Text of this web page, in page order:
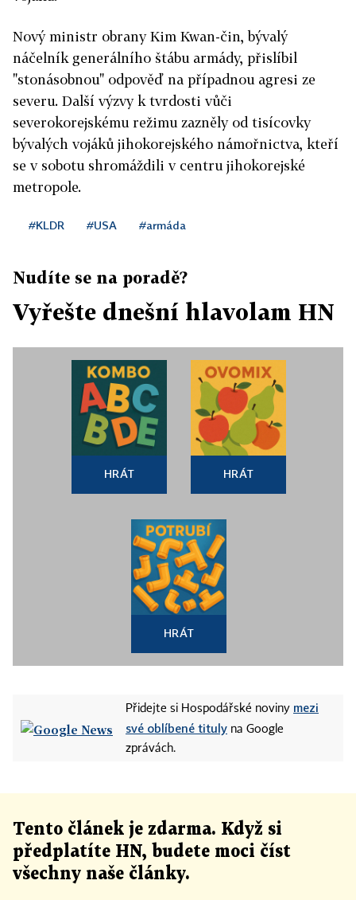
Nový ministr obrany Kim Kwan-čin, bývalý
náčelník generálního štábu armády, přislíbil
"stonásobnou" odpověď na případnou agresi ze
severu. Další výzvy k tvrdosti vůči
severokorejskému režimu zazněly od tisícovky
bývalých vojáků jihokorejského námořnictva, kteří
se v sobotu shromáždili v centru jihokorejské
metropole.
#KLDR #USA #armáda
Nudíte se na poradě?
Vyřešte dnešní hlavolam HN
HRÁT HRÁT
HRÁT
Přidejte si Hospodářské noviny mezi
své oblíbené tituly na Google
zprávách.
Tento článek je zdarma. Když si
předplatíte HN, budete moci číst
všechny naše články.